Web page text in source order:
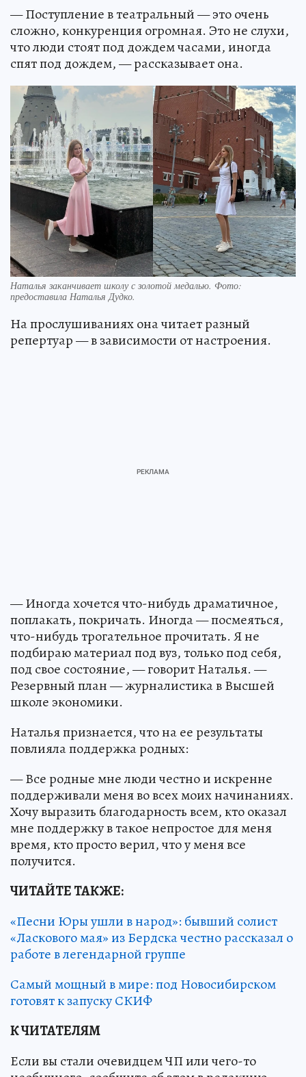
— Поступление в театральный — это очень
сложно, конкуренция огромная. Это не слухи,
что люди стоят под дождем часами, иногда
спят под дождем, — рассказывает она.
Наталья заканчивает школу с золотой медалью. Фото:
предоставила Наталья Дудко.
На прослушиваниях она читает разный
репертуар — в зависимости от настроения.
— Иногда хочется что-нибудь драматичное,
поплакать, покричать. Иногда — посмеяться,
что-нибудь трогательное прочитать. Я не
подбираю материал под вуз, только под себя,
под свое состояние, — говорит Наталья. —
Резервный план — журналистика в Высшей
школе экономики.
Наталья признается, что на ее результаты
повлияла поддержка родных:
— Все родные мне люди честно и искренне
поддерживали меня во всех моих начинаниях.
Хочу выразить благодарность всем, кто оказал
мне поддержку в такое непростое для меня
время, кто просто верил, что у меня все
получится.
ЧИТАЙТЕ ТАКЖЕ:
«Песни Юры ушли в народ»: бывший солист
«Ласкового мая» из Бердска честно рассказал о
работе в легендарной группе
Самый мощный в мире: под Новосибирском
готовят к запуску СКИФ
К ЧИТАТЕЛЯМ
Если вы стали очевидцем ЧП или чего-то